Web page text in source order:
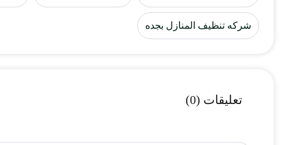
شركه تنظيف المنازل بجده
تعليقات (0)